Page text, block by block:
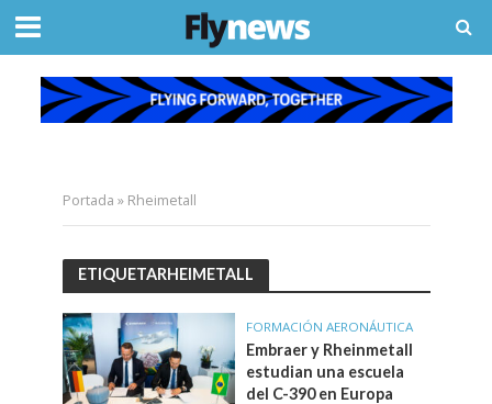
Portada » Rheimetall
ETIQUETARHEIMETALL
FORMACIÓN AERONÁUTICA
Embraer y Rheinmetall
estudian una escuela
del C-390 en Europa